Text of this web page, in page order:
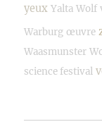
yeux Yalta Wolf
Warburg œuvre
Waasmunster
science festival